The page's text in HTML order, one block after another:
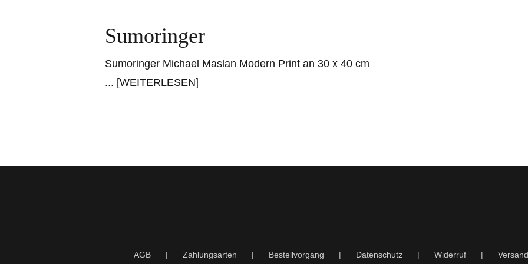
Sumoringer
Sumoringer Michael Maslan Modern Print an 30 x 40 cm
... [WEITERLESEN]
AGB Zahlungsarten Bestellvorgang Datenschutz Widerruf